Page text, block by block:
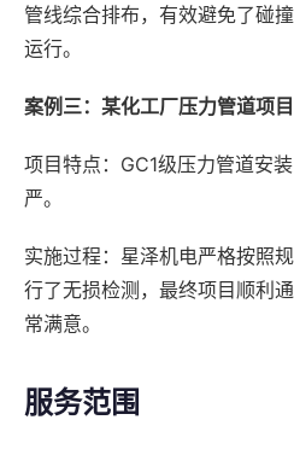
管线综合排布，有效避免了碰
运行。
案例三：某化工厂压力管道项目
项目特点：GC1级压力管道安
严。
实施过程：星泽机电严格按照
行了无损检测，最终项目顺利
常满意。
服务范围